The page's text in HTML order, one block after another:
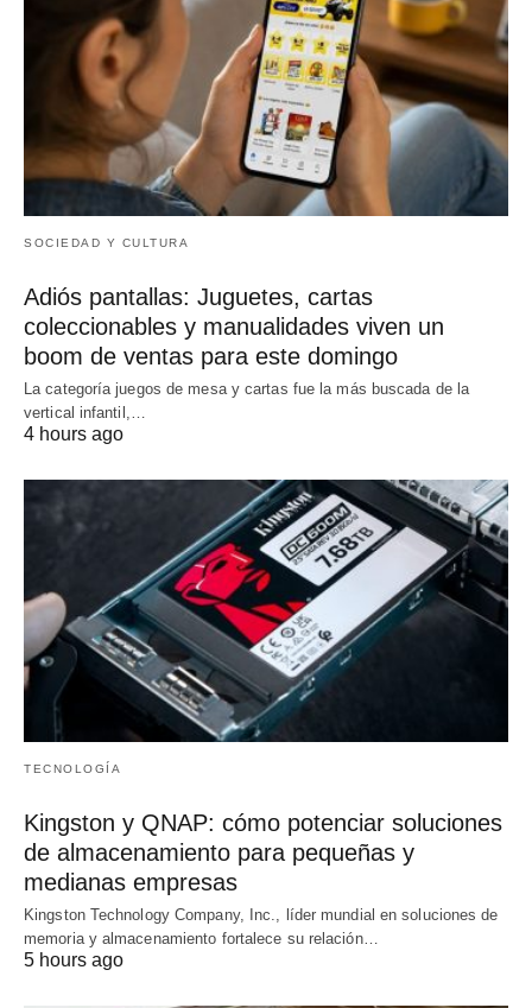
SOCIEDAD Y CULTURA
Adiós pantallas: Juguetes, cartas
coleccionables y manualidades viven un
boom de ventas para este domingo
La categoría juegos de mesa y cartas fue la más buscada de la
vertical infantil,…
4 hours ago
TECNOLOGÍA
Kingston y QNAP: cómo potenciar soluciones
de almacenamiento para pequeñas y
medianas empresas
Kingston Technology Company, Inc., líder mundial en soluciones de
memoria y almacenamiento fortalece su relación…
5 hours ago